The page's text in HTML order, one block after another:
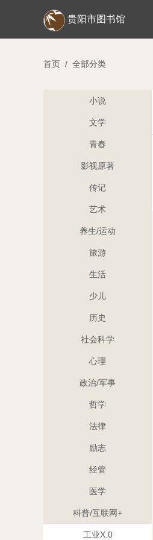
贵阳市图书馆
首页 / 全部分类
小说
文学
青春
影视原著
传记
艺术
养生/运动
旅游
生活
少儿
历史
社会科学
心理
政治/军事
哲学
法律
励志
经管
医学
科普/互联网+
工业X.0